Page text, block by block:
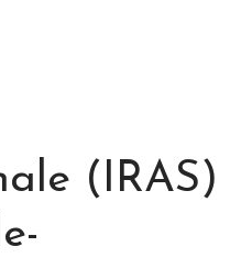
März 2021
Januar 2021
Dezember 2020
(IRAS)